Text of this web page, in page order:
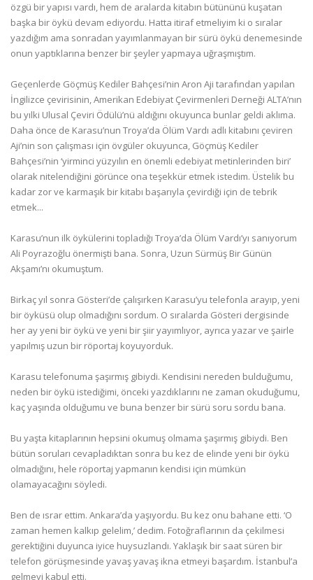
özgü bir yapısı vardı, hem de aralarda kitabın bütününü kuşatan
başka bir öykü devam ediyordu. Hatta itiraf etmeliyim ki o sıralar
yazdığım ama sonradan yayımlanmayan bir sürü öykü denemesinde
onun yaptıklarına benzer bir şeyler yapmaya uğraşmıştım.
Geçenlerde Göçmüş Kediler Bahçesi’nin Aron Aji tarafından yapılan
İngilizce çevirisinin, Amerikan Edebiyat Çevirmenleri Derneği ALTA’nın
bu yılki Ulusal Çeviri Ödülü’nü aldığını okuyunca bunlar geldi aklıma.
Daha önce de Karasu’nun Troya’da Ölüm Vardı adlı kitabını çeviren
Aji’nin son çalışması için övgüler okuyunca, Göçmüş Kediler
Bahçesi’nin ‘yirminci yüzyılın en önemli edebiyat metinlerinden biri’
olarak nitelendiğini görünce ona teşekkür etmek istedim. Üstelik bu
kadar zor ve karmaşık bir kitabı başarıyla çevirdiği için de tebrik
etmek...
Karasu’nun ilk öykülerini topladığı Troya’da Ölüm Vardı’yı sanıyorum
Ali Poyrazoğlu önermişti bana. Sonra, Uzun Sürmüş Bir Günün
Akşamı’nı okumuştum.
Birkaç yıl sonra Gösteri’de çalışırken Karasu’yu telefonla arayıp, yeni
bir öyküsü olup olmadığını sordum. O sıralarda Gösteri dergisinde
her ay yeni bir öykü ve yeni bir şiir yayımlıyor, ayrıca yazar ve şairle
yapılmış uzun bir röportaj koyuyorduk.
Karasu telefonuma şaşırmış gibiydi. Kendisini nereden bulduğumu,
neden bir öykü istediğimi, önceki yazdıklarını ne zaman okuduğumu,
kaç yaşında olduğumu ve buna benzer bir sürü soru sordu bana.
Bu yaşta kitaplarının hepsini okumuş olmama şaşırmış gibiydi. Ben
bütün soruları cevapladıktan sonra bu kez de elinde yeni bir öykü
olmadığını, hele röportaj yapmanın kendisi için mümkün
olamayacağını söyledi.
Ben de ısrar ettim. Ankara’da yaşıyordu. Bu kez onu bahane etti. ‘O
zaman hemen kalkıp gelelim,’ dedim. Fotoğraflarının da çekilmesi
gerektiğini duyunca iyice huysuzlandı. Yaklaşık bir saat süren bir
telefon görüşmesinde yavaş yavaş ikna etmeyi başardım. İstanbul’a
gelmeyi kabul etti.